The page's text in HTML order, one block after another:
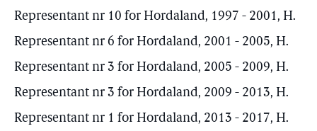
Representant nr 10 for Hordaland, 1997 - 2001, H.
Representant nr 6 for Hordaland, 2001 - 2005, H.
Representant nr 3 for Hordaland, 2005 - 2009, H.
Representant nr 3 for Hordaland, 2009 - 2013, H.
Representant nr 1 for Hordaland, 2013 - 2017, H.